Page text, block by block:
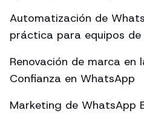
Automatización de
práctica para equipos
Renovación de marca en
Confianza en WhatsApp
Marketing de WhatsApp